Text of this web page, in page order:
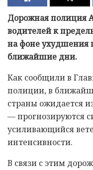
Дорожная полиция
водителей к
на фоне ухудшения
ближайшие дни.
Как сообщили в
полиции, в
страны ожидается
— прогнозируются
усиливающийся
интенсивности.
В связи с этим